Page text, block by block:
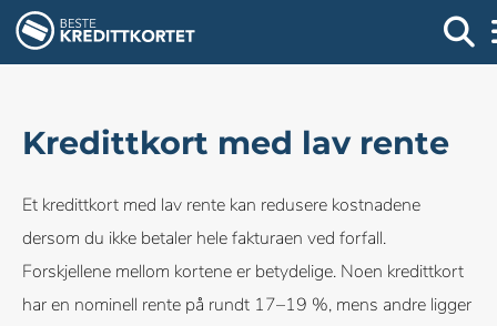
Kredittkort med lav rente
Et kredittkort med lav rente kan redusere kostnadene
dersom du ikke betaler hele fakturaen ved forfall.
Forskjellene mellom kortene er betydelige. Noen kredittkort
har en nominell rente på rundt 17–19 %, mens andre ligger